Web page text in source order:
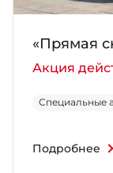
«Прямая
Акция
Специальные
Подробнее